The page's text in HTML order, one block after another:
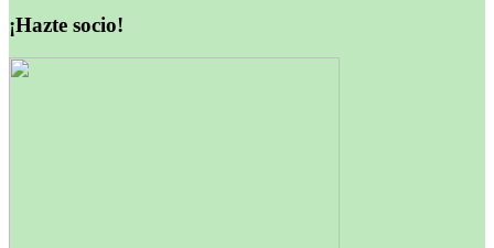
entradas
¡Hazte socio!